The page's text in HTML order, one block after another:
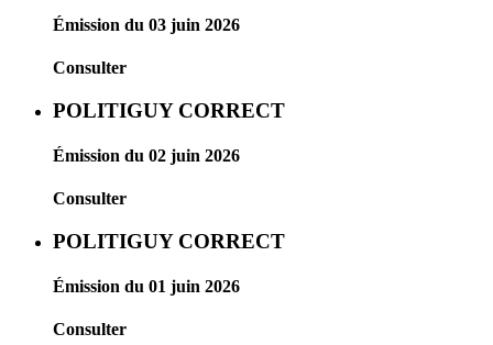
Émission du 03 juin 2026
Consulter
POLITIGUY CORRECT
Émission du 02 juin 2026
Consulter
POLITIGUY CORRECT
Émission du 01 juin 2026
Consulter